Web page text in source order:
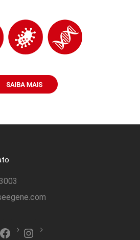
FacebookInstagram